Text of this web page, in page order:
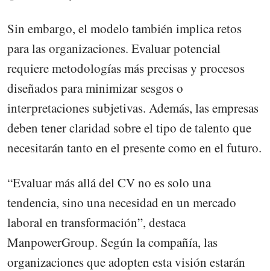
Sin embargo, el modelo también implica retos
para las organizaciones. Evaluar potencial
requiere metodologías más precisas y procesos
diseñados para minimizar sesgos o
interpretaciones subjetivas. Además, las empresas
deben tener claridad sobre el tipo de talento que
necesitarán tanto en el presente como en el futuro.
“Evaluar más allá del CV no es solo una
tendencia, sino una necesidad en un mercado
laboral en transformación”, destaca
ManpowerGroup. Según la compañía, las
organizaciones que adopten esta visión estarán